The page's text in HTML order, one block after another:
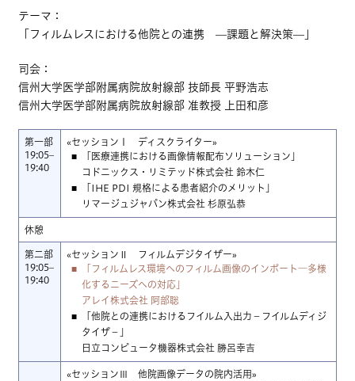
テーマ：
「フィルムレスにおける他院との連携 —課題と解決策—」
司会：
信州大学医学部附属病院放射線部 技師長 平野浩志
信州大学医学部附属病院放射線部 准教授 上田和彦
第一部
19:05–
19:40
«セッションⅠ ディスクライター»
「医療連携における画像情報配布ソリューション」
コドニックス・リミテッド株式会社 鈴木仁
「IHE PDI 規格による患者紹介のメリット」
リマージュジャパン株式会社 杉原弘恭
休憩
第二部
19:05–
19:40
«セッションⅡ フィルムデジタイザー»
「フィルムレス環境へのフィルム画像のインポート―多様
化するニーズへの対応」
アレイ株式会社 阿部聡
「他院との連携におけるフイルム入出力－フイルムディジ
タイザ－」
日立コンピュータ機器株式会社 勝呂幸吉
«セッションⅢ 他院画像データの院内活用»